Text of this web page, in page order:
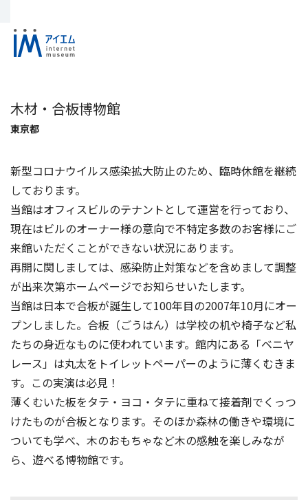
木材・合板博物館
東京都
新型コロナウイルス感染拡大防止のため、臨時休館を継続
しております。
当館はオフィスビルのテナントとして運営を行っており、
現在はビルのオーナー様の意向で不特定多数のお客様にご
来館いただくことができない状況にあります。
再開に関しましては、感染防止対策などを含めまして調整
が出来次第ホームページでお知らせいたします。
当館は日本で合板が誕生して100年目の2007年10月にオー
プンしました。合板（ごうはん）は学校の机や椅子など私
たちの身近なものに使われています。館内にある「ベニヤ
レース」は丸太をトイレットペーパーのように薄くむきま
す。この実演は必見！
薄くむいた板をタテ・ヨコ・タテに重ねて接着剤でくっつ
けたものが合板となります。そのほか森林の働きや環境に
ついても学べ、木のおもちゃなど木の感触を楽しみなが